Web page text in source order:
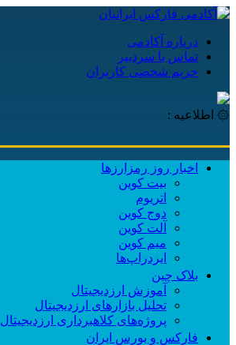
درباره آکادمی
تماس با سردبیر
حریم شخصی کاربران
۞ اطلاعیه :
اخبار روز رمزارزها
بیت کوین
اتریوم
دوج کوین
آلت کوین
میم کوین‌
ایردراپ‌ها
بلاک چین
آموزش ارزدیجیتال
تحلیل بازارهای ارزدیجیتال
پروژه‌های کلاهبرداری ارزدیجیتال
فارکس و بورس ایران